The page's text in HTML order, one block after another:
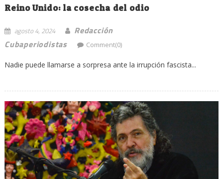
Reino Unido: la cosecha del odio
agosto 4, 2024
Redacción
Cubaperiodistas
Comment(0)
Nadie puede llamarse a sorpresa ante la irrupción fascista...